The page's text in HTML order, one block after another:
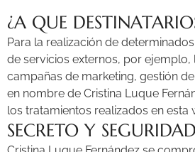
¿A QUE
Para la realización de
de servicios externos, por
campañas de marketing, gestión
en nombre de Cristina Luque
los tratamientos realizados en
SECRETO Y